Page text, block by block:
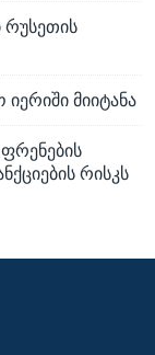
რუსეთის
მიიტანა
რისკს